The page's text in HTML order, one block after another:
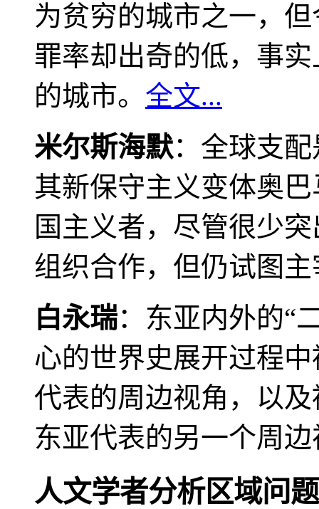
为贫穷的城市之一，
罪率却出奇的低，事
的城市。 全文...
米尔斯海默：全球支
其新保守主义变体奥
国主义者，尽管很少
组织合作，但仍试图
白永瑞：东亚内外的“
心的世界史展开过程
代表的周边视角，以
东亚代表的另一个周
人文学者分析区域问题